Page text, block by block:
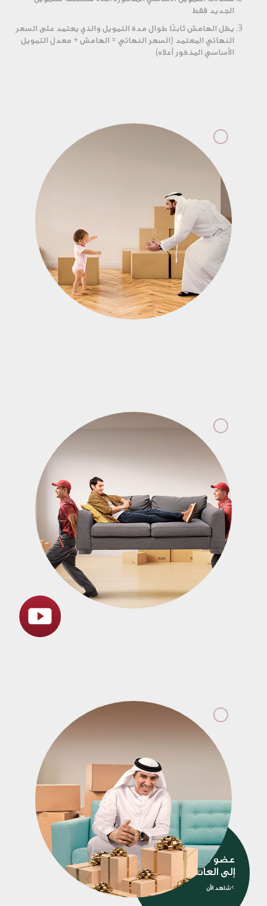
الجديد فقط
يظل الهامش ثابتًا طوال مدة التمويل والذي يعتمد على السعر
النهائي المعتمد (السعر النهائي = الهامش + معدل التمويل
الأساسي المذكور أعلاه)
عضو جديد ينضم
إلى العائلة؟
>شاهد الآن